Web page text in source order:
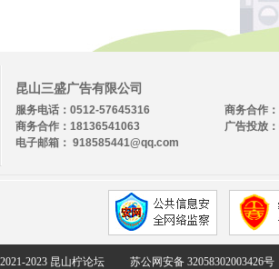
昆山三盛广告有限公司
服务电话：0512-57645316
商务合作：18136541063
电子邮箱： 918585441@qq.com
商务合作：
广告投放
2021-2023 昆山柠论坛 苏公网安备 32058302003426号